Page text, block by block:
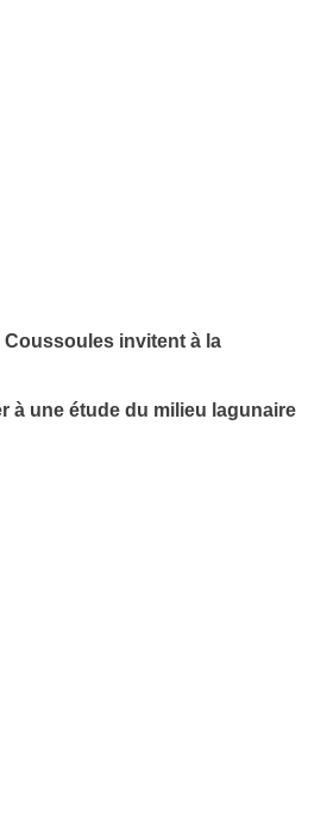
Coussoules invitent à la
à une étude du milieu lagunaire